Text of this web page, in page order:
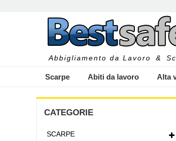
Abbigliamento da Lavoro &
Scarpe Abiti da lavoro Alta
CATEGORIE
SCARPE